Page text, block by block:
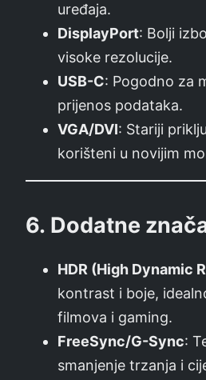
uređaja.
DisplayPort: Bolji
visoke rezolucije.
USB-C: Pogodno za
prijenos podataka.
VGA/DVI: Stariji
korišteni u novijim
6. Dodatne
HDR (High Dynamic
kontrast i boje,
filmova i gaming.
FreeSync/G-Sync:
smanjenje trzanja i